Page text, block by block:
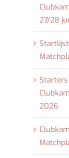
27/28
2026